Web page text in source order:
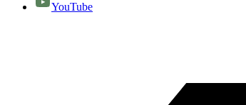
YouTube